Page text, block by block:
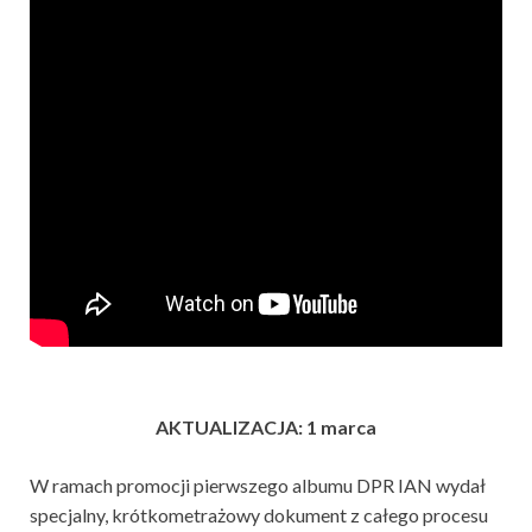
AKTUALIZACJA: 1 marca
W ramach promocji pierwszego albumu DPR IAN wydał
specjalny, krótkometrażowy dokument z całego procesu